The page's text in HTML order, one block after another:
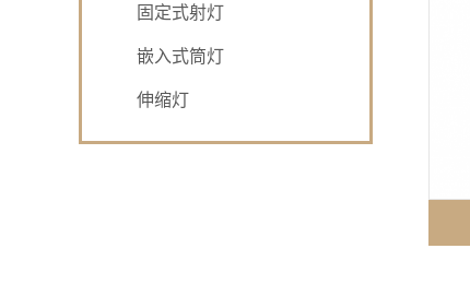
固定式射灯
嵌入式筒灯
伸缩灯